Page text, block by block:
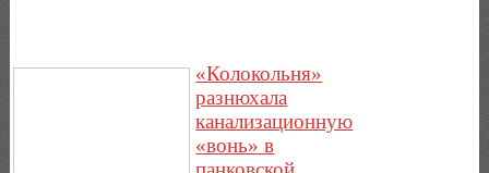
«Колокольня»
разнюхала
канализационную
«вонь» в